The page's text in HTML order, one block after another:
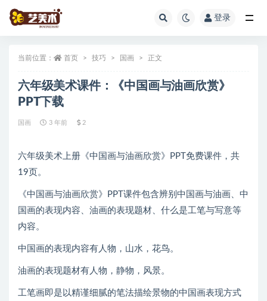
登录
当前位置： 首页 技巧 国画 正文
六年级美术课件：《中国画与油画欣赏》
PPT下载
国画 3 年前 2
六年级美术上册《中国画与油画欣赏》PPT免费课件，共
19页。
《中国画与油画欣赏》PPT课件包含辨别中国画与油画、中
国画的表现内容、油画的表现题材、什么是工笔与写意等
内容。
中国画的表现内容有人物，山水，花鸟。
油画的表现题材有人物，静物，风景。
工笔画即是以精谨细腻的笔法描绘景物的中国画表现方式